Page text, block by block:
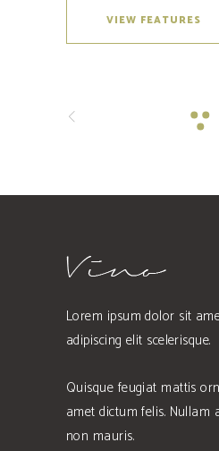
VIEW FEATURES
Lorem ipsum dolor sit
adipiscing elit scelerisque.
Quisque feugiat mattis
amet dictum felis. Nullam
non mauris.